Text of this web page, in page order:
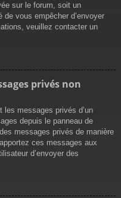
sur le forum, soit un
vous empêcher d’envoyer
veuillez contacter un
privés non
les messages privés d’un
depuis le panneau de
messages privés de manière
ces messages aux
d’envoyer des